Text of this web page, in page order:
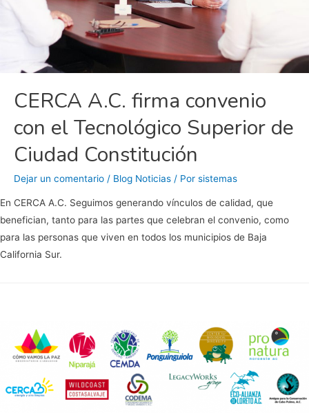
CERCA A.C. firma convenio
con el Tecnológico Superior de
Ciudad Constitución
Dejar un comentario / Blog Noticias / Por sistemas
En CERCA A.C. Seguimos generando vínculos de calidad, que
benefician, tanto para las partes que celebran el convenio, como
para las personas que viven en todos los municipios de Baja
California Sur.